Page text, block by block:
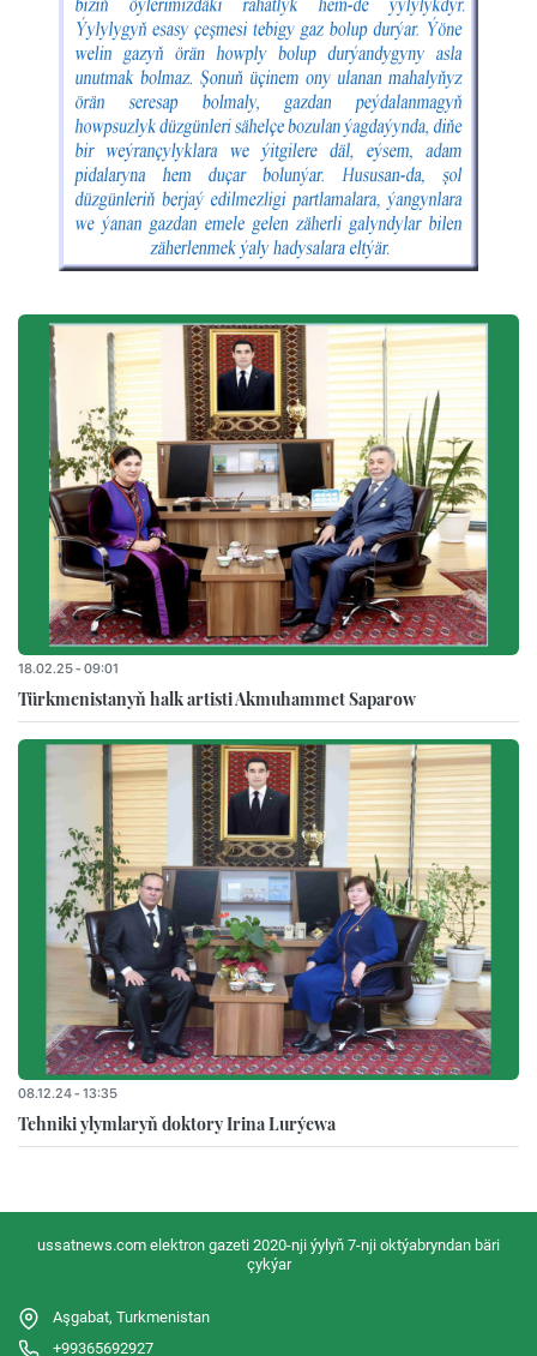
18.02.25 - 09:01
Türkmenistanyň halk artisti Akmuhammet Saparow
08.12.24 - 13:35
Tehniki ylymlaryň doktory Irina Lurýewa
ussatnews.com elektron gazeti 2020-nji ýylyň 7-nji oktýabryndan bäri
çykýar
Aşgabat, Turkmenistan
+99365692927